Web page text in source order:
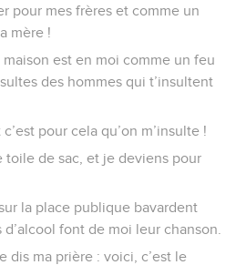
pour mes frères et comme un
mère !
maison est en moi comme un feu
des hommes qui t’insultent
pour cela qu’on m’insulte !
toile de sac, et je deviens pour
la place publique bavardent
font de moi leur chanson.
dis ma prière : voici, c’est le